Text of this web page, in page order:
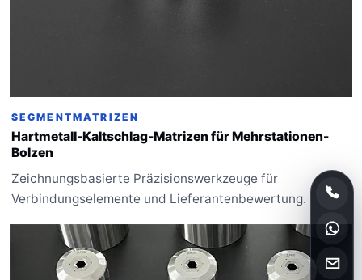
SEGMENTMATRIZEN
Hartmetall-Kaltschlag-Matrizen für Mehrstationen-
Bolzen
Zeichnungsbasierte Präzisionswerkzeuge für
Verbindungselemente und Lieferantenbewertung.